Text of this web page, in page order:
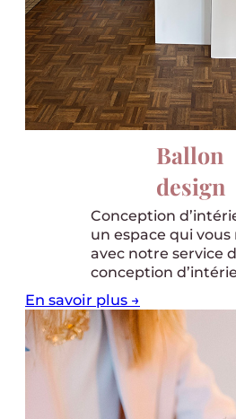
Ballon
design
Conception
un espace qui vous
avec notre service
conception
En savoir plus →